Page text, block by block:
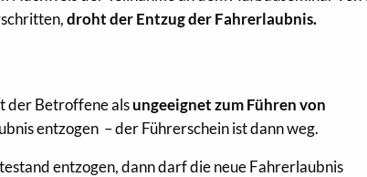
droht der Entzug der Fahrerlaubnis.
der Betroffene alsungeeignet zum Führen von
entzogen – der Führerschein ist dann weg.
entzogen, dann darf die neue Fahrerlaubnis